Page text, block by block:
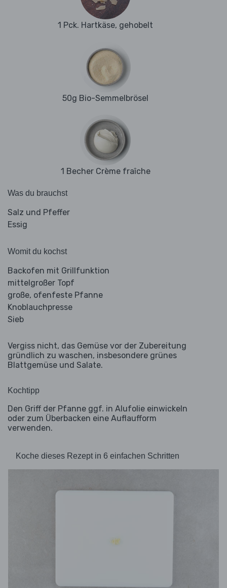
1 Pck. Hartkäse, gehobelt
50g Bio-Semmelbrösel
1 Becher Crème fraîche
Was du brauchst
Salz und Pfeffer
Essig
Womit du kochst
Backofen mit Grillfunktion
mittelgroßer Topf
große, ofenfeste Pfanne
Knoblauchpresse
Sieb
Vergiss nicht, das Gemüse vor der Zubereitung
gründlich zu waschen, insbesondere grünes
Blattgemüse und Salate.
Kochtipp
Den Griff der Pfanne ggf. in Alufolie einwickeln
oder zum Überbacken eine Auflaufform
verwenden.
Koche dieses Rezept in 6 einfachen Schritten